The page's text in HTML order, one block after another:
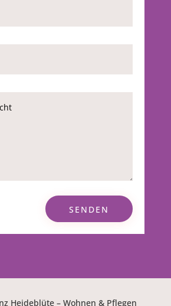
SENDEN
Heideblüte – Wohnen & Pflegen